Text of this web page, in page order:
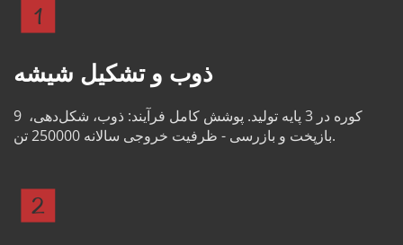
ذوب و تشکیل شیشه
9 کوره در 3 پایه تولید. پوشش کامل فرآیند: ذوب، شکل‌دهی،
بازپخت و بازرسی - ظرفیت خروجی سالانه 250000 تن.